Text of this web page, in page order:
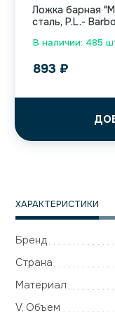
В наличии: 485
Ложка барная
сталь, P.L.-
893 ₽
ХАРАКТЕРИСТИКИ
Бренд
Страна
Материал
V, Объем